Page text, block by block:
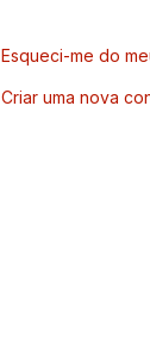
Esqueci-me do
Criar uma nova